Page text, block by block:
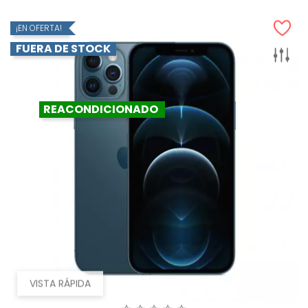
VISTA RÁPIDA
¡EN OFERTA!
FUERA DE STOCK
REACONDICIONADO